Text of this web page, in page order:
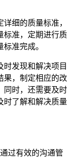
细的质量标准，
标准，定期进行质
准完成。
时发现和解决项目
果，制定相应的改
同时，还需要及时
时了解和解决质量
过有效的沟通管